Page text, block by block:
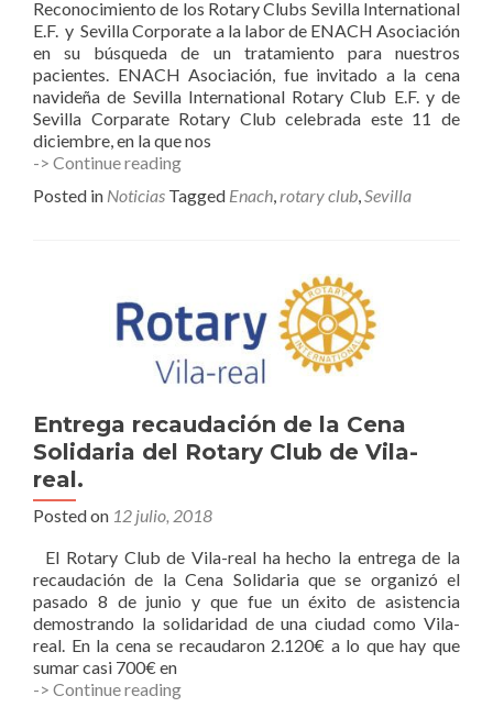
Reconocimiento de los Rotary Clubs Sevilla International
E.F. y Sevilla Corporate a la labor de ENACH Asociación
en su búsqueda de un tratamiento para nuestros
pacientes. ENACH Asociación, fue invitado a la cena
navideña de Sevilla International Rotary Club E.F. y de
Sevilla Corparate Rotary Club celebrada este 11 de
diciembre, en la que nos
-> Continue readingReconocimiento
los
y
Sevilla
Corporate.
Posted in Noticias Tagged Enach rotary club Sevilla
Entrega recaudación de la Cena
Solidaria del Rotary Club de Vila-
real.
Posted on 12 julio, 2018
El Rotary Club de Vila-real ha hecho la entrega de la
recaudación de la Cena Solidaria que se organizó el
pasado 8 de junio y que fue un éxito de asistencia
demostrando la solidaridad de una ciudad como Vila-
real. En la cena se recaudaron 2.120€ a lo que hay que
sumar casi 700€ en
-> Continue readingEntrega